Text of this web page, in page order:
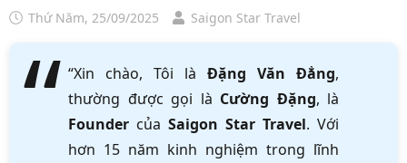
Thứ Năm, 25/09/2025 Saigon Star Travel
“Xin chào, Tôi là Đặng Văn Đẳng,
thường được gọi là Cường Đặng, là
Founder của Saigon Star Travel. Với
hơn 15 năm kinh nghiệm trong lĩnh